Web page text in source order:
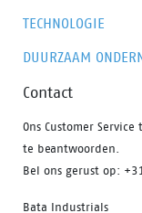
TECHNOLOGIE
DUURZAAM
Contact
Ons Customer
te beantwoorden.
Bel ons gerust op:
Bata Industrials